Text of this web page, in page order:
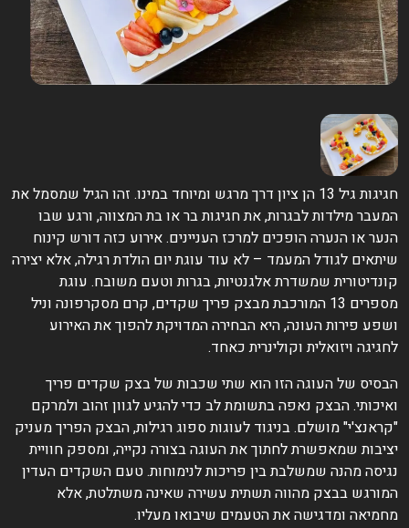
חגיגות גיל 13 הן ציון דרך מרגש ומיוחד במינו. זהו הגיל שמסמל את
המעבר מילדות לבגרות, את חגיגות בר או בת המצווה, ורגע שבו
הנער או הנערה הופכים למרכז העניינים. אירוע כזה דורש קינוח
שיתאים לגודל המעמד – לא עוד עוגת יום הולדת רגילה, אלא יצירה
קונדיטורית שמשדרת אלגנטיות, בגרות וטעם משובח. עוגת
מספרים 13 המורכבת מבצק פריך שקדים, קרם מסקרפונה וניל
ושפע פירות העונה, היא הבחירה המדויקת להפוך את האירוע
לחגיגה ויזואלית וקולינרית כאחד.
הבסיס של העוגה הזו הוא שתי שכבות של בצק שקדים פריך
ואיכותי. הבצק נאפה בתשומת לב כדי להגיע לגוון זהוב ולמרקם
"קראנצ'י" מושלם. בניגוד לעוגות ספוג רגילות, הבצק הפריך מעניק
יציבות שמאפשרת לחתוך את העוגה בצורה נקייה, ומספק חוויית
נגיסה מהנה שמשלבת בין פריכות לנימוחות. טעם השקדים העדין
המורגש בבצק מהווה תשתית עשירה שאינה משתלטת, אלא
מחמיאה ומדגישה את הטעמים שיבואו מעליו.